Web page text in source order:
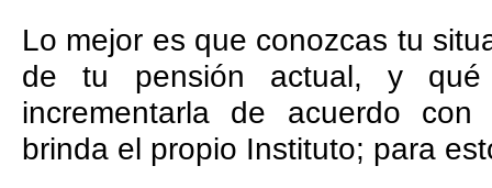
Lo mejor es que conozcas tu
de tu pensión actual, y qué
incrementarla de acuerdo
brinda el propio Instituto; para